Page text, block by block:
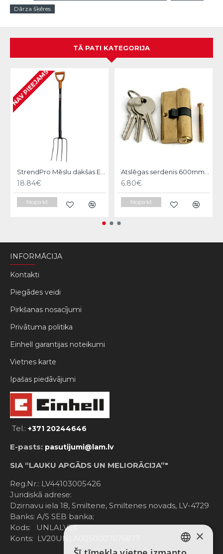
Dārza šķēres
TĀ PATI KATEGORIJA
NAV PIEEJAMS
StrendPro Mēslu dakšas ErgoLine1200
18.84€
Nopirkt
Atslēgas serdenis 600mm Strend pro
6.80€
Nopirkt
INFORMĀCIJA
Kontakti
Piegādes veidi
Pirkšanas nosacījumi
Privātuma politika
Einhell garantijas noteikumi
Vietnes karte
Ipašas piedāvājumi
Tel.: +371 20244646
E-pasts: pasutijumi@lam.lv
SIA “LAUKU APGĀDS UN MELIORĀCIJA”"
Reg.Nr.: LV44103005426
Juridiskā adrese:
Dzirnavu iela 18, Smiltene, Smiltenes novads, LV-4729
Banks: A/S SEB banka;
Kods: UNLALV2X
Konts: LV20UNLA0050007676877
×